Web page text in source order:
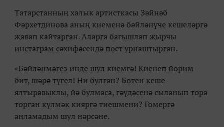
Татарстанның халык артисткасы Зәйнәб
Фәрхетдинова аның киеменә бәйләнүче кешеләргә
җавап кайтарган. Аларга багышлап җырчы
инстаграм сәхифәсендә пост урнаштырган.
«Бәйләнмәгез инде шул киемгә! Киенеп йөрим
бит, шәрә түгел! Ни булган? Бөтен кеше
ялтыравыклы, йә булмаса, гәүдәсенә сыланып тора
торган күлмәк кияргә тиешмени? Гомергә
аңламадым шул нәрсәне.